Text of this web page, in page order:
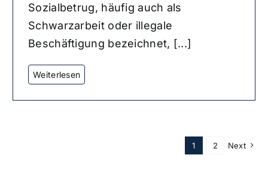
Sozialbetrug, häufig auch als
Schwarzarbeit oder illegale
Beschäftigung bezeichnet, [...]
1 2 Next